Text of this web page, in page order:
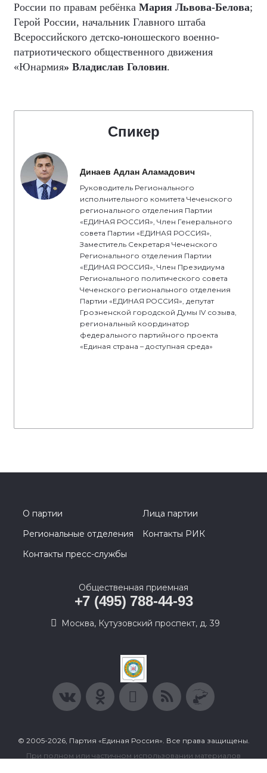
России по правам ребёнка Мария Львова-Белова;
Герой России, начальник Главного штаба
Всероссийского детско-юношеского военно-
патриотического общественного движения
«Юнармия» Владислав Головин.
Спикер
Динаев Адлан Аламадович
Руководитель Регионального
исполнительного комитета Чеченского
регионального отделения Партии
«ЕДИНАЯ РОССИЯ», Член Генерального
совета Партии «ЕДИНАЯ РОССИЯ»,
Заместитель Секретаря Чеченского
Регионального отделения Партии
«ЕДИНАЯ РОССИЯ», Член Президиума
Регионального политического совета
Чеченского регионального отделения
Партии «ЕДИНАЯ РОССИЯ», депутат
Грозненской городской Думы IV созыва,
региональный координатор
федерального партийного проекта
«Единая страна – доступная среда»
О партии
Лица партии
Региональные отделения
Контакты РИК
Контакты пресс-службы
Общественная приемная
+7 (495) 788-44-93
Москва, Кутузовский проспект, д. 39
© 2005-2026, Партия «Единая Россия». Все права защищены.
При полном или частичном использовании материалов